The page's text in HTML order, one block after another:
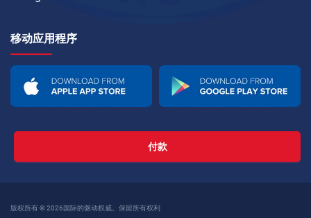
移动应用程序
付款
版权所有 © 2026国际的驱动权威。保留所有权利